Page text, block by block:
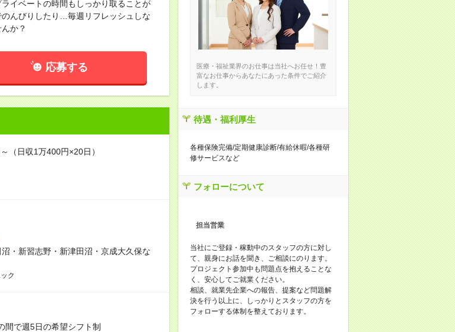
イベートの時間もしっかり取ることが
んびりしたり…毎週リフレッシュしな
か？
応募する
日収1万400円×20日）
・新習志野・新津田沼・京成大久保な
ク
間で週5日の希望シフト制
医療・福祉業界のお仕事は当社へお任せ！豊
富なお仕事からあなたにあった条件でご紹介
します。
待遇・福利厚生
各種保険完備/定期健康診断/有給休暇/各種研
修サービスなど
フォローについて
担当営業
当社にご登録・稼動中のスタッフの方に対し
て、親身にお話を聞き、ご相談にのります。
プロジェクト参加中も問題点を抱えることな
く、安心してご就業ください。
相談、就業先企業への報告、提案など問題解
決を行う以上に、しっかりとスタッフの方を
フォローする体制を整えております。